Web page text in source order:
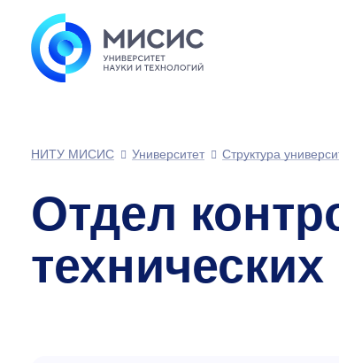
НИТУ МИСИС Университет Структура
Отдел